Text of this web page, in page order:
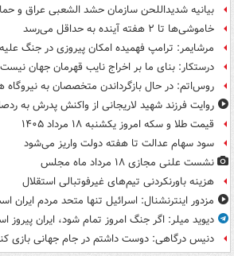
بیانیه شدیداللحن سازمان حشد الشعبی عراق و
خاموشی‌ها تا ۲ هفته آینده به حداقل می‌رسد
مرشایمر: ترامپ فهمیده امکان پیروزی در جنگ علیه
درستکار: بنای ما بر اخراج نایب قهرمان جهان نیست
روس‌اتم: در حال بازگرداندن متخصصان به
روایت فرزند شهید لاریجانی از واکنش پدرش به
قیمت طلا و سکه امروز یکشنبه ۱۸ مرداد ۱۴۰۵
سود سهام عدالت تا هفته دولت واریز می‌شود
نشست علنی مجازی ۱۸ مرداد ماه مجلس
هزینه باورنکردنی تیم‌های غیرفوتبالی استقلال
مزدور اینترنشنال: اسرائیل تنها متحد مردم ایران
دیوید میلر: اگر جنگ امروز تمام شود، ایران
دنیس درگاهی: دوست داشتم در جام جهانی بازی